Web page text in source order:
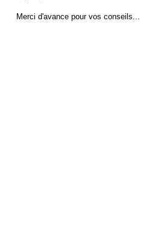
Merci d'avance pour vos conseils...